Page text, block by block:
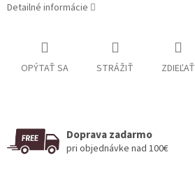
Detailné informácie
OPÝTAŤ SA STRÁŽIŤ ZDIEĽAŤ
Doprava zadarmo
pri objednávke nad 100€